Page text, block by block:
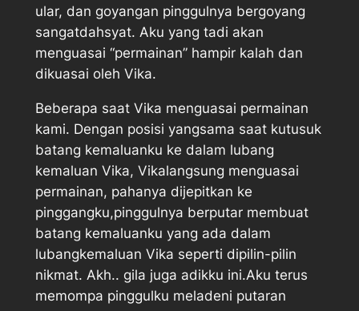
ular, dan goyangan pinggulnya bergoyang
sangatdahsyat. Aku yang tadi akan
menguasai “permainan” hampir kalah dan
dikuasai oleh Vika.
Beberapa saat Vika menguasai permainan
kami. Dengan posisi yangsama saat kutusuk
batang kemaluanku ke dalam lubang
kemaluan Vika, Vikalangsung menguasai
permainan, pahanya dijepitkan ke
pinggangku,pinggulnya berputar membuat
batang kemaluanku yang ada dalam
lubangkemaluan Vika seperti dipilin-pilin
nikmat. Akh.. gila juga adikku ini.Aku terus
memompa pinggulku meladeni putaran